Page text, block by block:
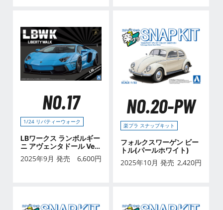
NO.17
1/24 リバティーウォーク
LBワークス ランボルギー
ニ アヴェンタドール Ver.
2025年9月 発売 6,600円
NO.20-PW
楽プラ スナップキット
フォルクスワーゲン ビー
トル(パールホワイト)
2025年10月 発売 2,420円